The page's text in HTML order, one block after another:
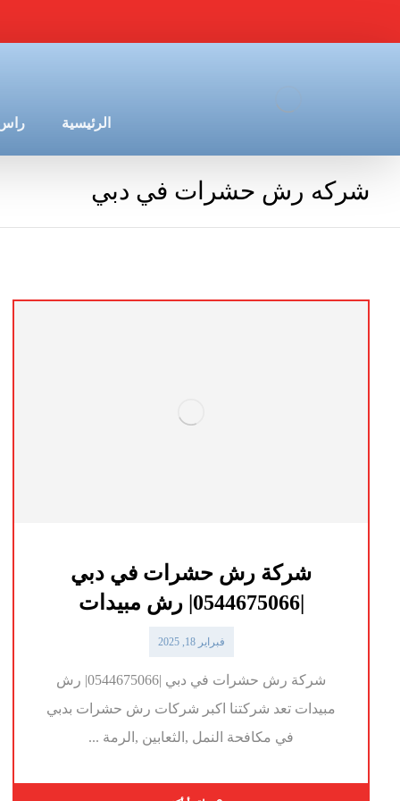
الرئيسية راس
شركه رش حشرات في دبي
شركة رش حشرات في دبي
|0544675066| رش مبيدات
فبراير 18, 2025
شركة رش حشرات في دبي |0544675066| رش
مبيدات تعد شركتنا اكبر شركات رش حشرات بدبي
في مكافحة النمل ,الثعابين ,الرمة ...